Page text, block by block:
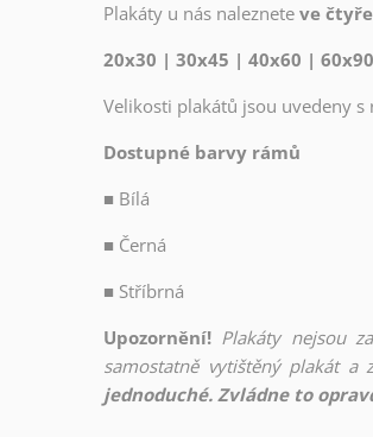
Plakáty u nás naleznete ve
20x30 | 30x45 | 40x60 |
Velikosti plakátů jsou uvedeny s
Dostupné barvy rámů
■ Bílá
■ Černá
■ Stříbrná
Upozornění! Plakáty nejsou
samostatně vytištěný plakát a
jednoduché. Zvládne to